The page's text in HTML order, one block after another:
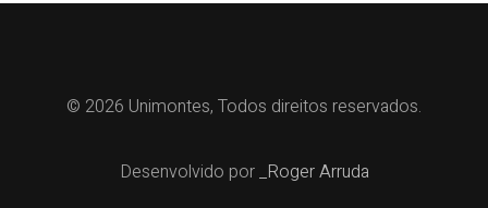
© 2026 Unimontes, Todos direitos reservados.
Desenvolvido por_Roger Arruda